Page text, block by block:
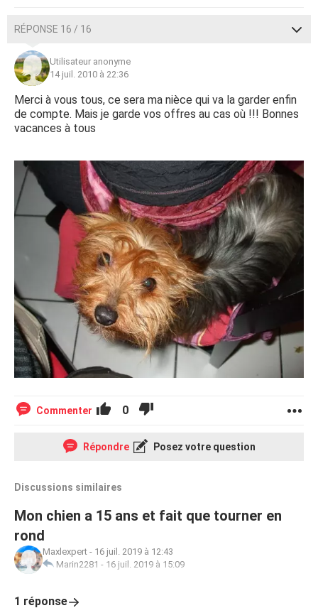
RÉPONSE 16 / 16
Utilisateur anonyme
14 juil. 2010 à 22:36
Merci à vous tous, ce sera ma nièce qui va la garder enfin
de compte. Mais je garde vos offres au cas où !!! Bonnes
vacances à tous
Commenter 0
Répondre Posez votre question
Discussions similaires
Mon chien a 15 ans et fait que tourner en
rond
Maxlexpert - 16 juil. 2019 à 12:43
Marin2281 - 16 juil. 2019 à 15:09
1 réponse